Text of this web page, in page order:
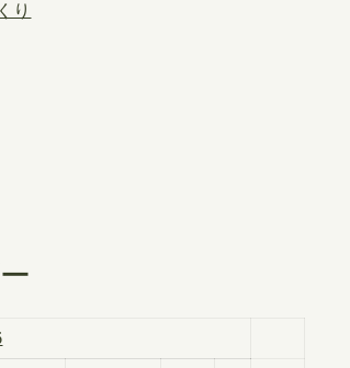
り